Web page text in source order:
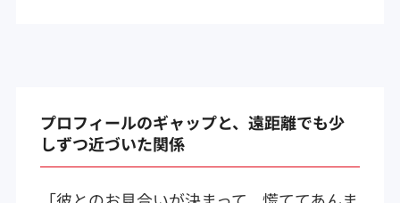
プロフィールのギャップと、遠距離でも少
しずつ近づいた関係